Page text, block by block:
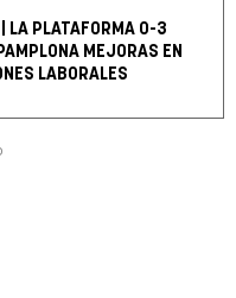
| LA PLATAFORMA 0-3
MEJORAS EN
LABORALES